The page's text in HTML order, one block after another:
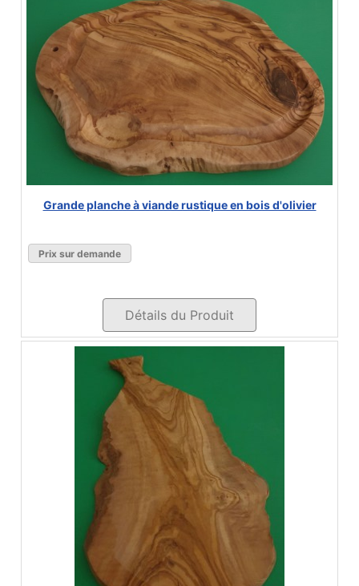
Grande planche à viande rustique en bois d'olivier
Prix sur demande
Détails du Produit